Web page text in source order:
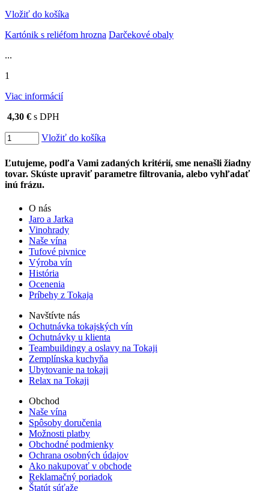
Vložiť do košíka
Kartónik s reliéfom hrozna Darčekové obaly
...
1
Viac informácií
4,30 € s DPH
Vložiť do košíka
Ľutujeme, podľa Vami zadaných kritérií, sme nenašli žiadny
tovar. Skúste upraviť parametre filtrovania, alebo vyhľadať
inú frázu.
O nás
Jaro a Jarka
Vinohrady
Naše vína
Tufové pivnice
Výroba vín
História
Ocenenia
Príbehy z Tokaja
Navštívte nás
Ochutnávka tokajských vín
Ochutnávky u klienta
Teambuildingy a oslavy na Tokaji
Zemplínska kuchyňa
Ubytovanie na tokaji
Relax na Tokaji
Obchod
Naše vína
Spôsoby doručenia
Možnosti platby
Obchodné podmienky
Ochrana osobných údajov
Ako nakupovať v obchode
Reklamačný poriadok
Štatút súťaže